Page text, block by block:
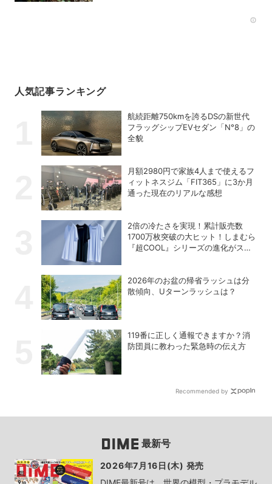
人気記事ランキング
航続距離750kmを誇るDSの新世代
フラッグシップEVセダン「N°8」の
全貌
月額2980円で家族4人まで使えるフ
ィットネスジム「FIT365」に3か月
通った現在のリアルな感想
2倍の冷たさを実現！累計販売数
1700万枚突破の大ヒット！しまむら
『超COOL』シリーズの進化がスゴ
2026年のお盆の帰省ラッシュは分
散傾向、Uターンラッシュは？
119番に正しく通報できますか？消
防団員に教わった緊急時の伝え方
Recommended by
最新号
2026年7月16日(木) 発売